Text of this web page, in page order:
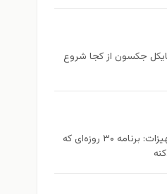
جکسون از كجا شروع
تمرین در خانه بدون تجهیزات: برنامه ۳۰ روزه‌ای که